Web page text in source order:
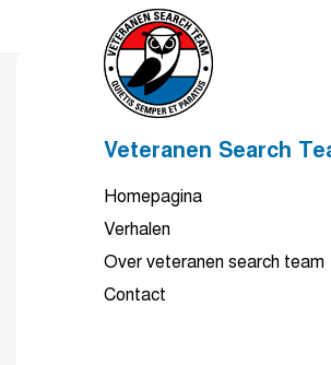
Veteranen Search
Homepagina
Verhalen
Over veteranen search team
Contact